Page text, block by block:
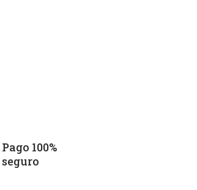
Pago 100%
seguro